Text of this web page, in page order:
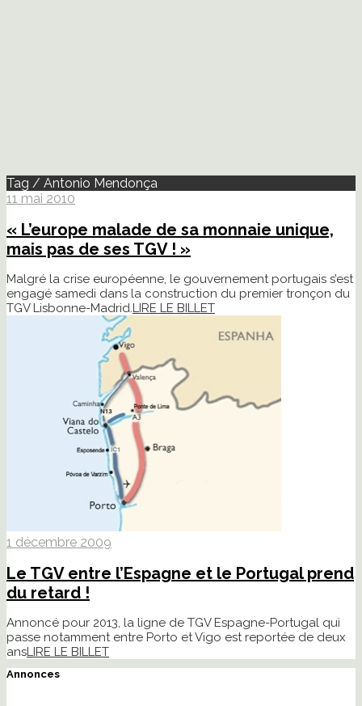
Tag / Antonio Mendonça
11 mai 2010
« L’europe malade de sa monnaie unique,
mais pas de ses TGV ! »
Malgré la crise européenne, le gouvernement portugais s’est
engagé samedi dans la construction du premier tronçon du
TGV Lisbonne-Madrid.LIRE LE BILLET
1 décembre 2009
Le TGV entre l’Espagne et le Portugal prend
du retard !
Annoncé pour 2013, la ligne de TGV Espagne-Portugal qui
passe notamment entre Porto et Vigo est reportée de deux
ansLIRE LE BILLET
Annonces